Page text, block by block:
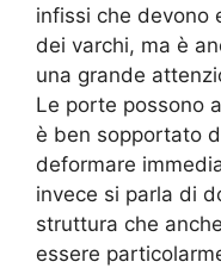
infissi che devono
dei varchi, ma è
una grande
Le porte possono
è ben sopportato
deformare
invece si parla di
struttura che
essere